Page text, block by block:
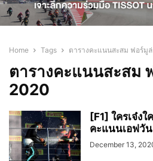
Home Tags ตารางคะแนนสะสม ฟอร์มู
ตารางคะแนนสะสม
2020
[F1] ใครเจ๋ง
คะแนนเอฟวั
December 13,